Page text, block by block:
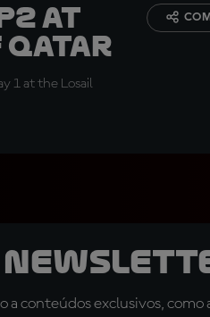
at
Qatar
1 at the Losail
a conteúdos exclusivos,